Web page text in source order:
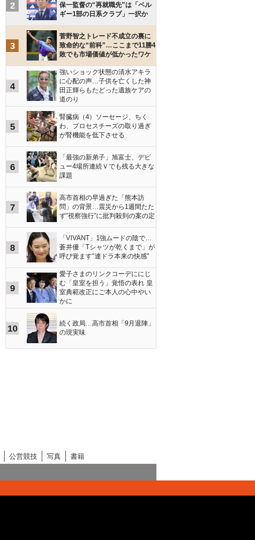
2
保一監督の“再就職先”は「ベル
ギー1部の日系クラブ」一択か
3
菅野智之トレード不成立の裏に
致命的な“前科”…ここまで11勝4
敗でも市場価値が低かったワケ
4
強いショック状態の清水アキラ
に心配の声…子供を亡くした神
田正輝らもたどった遺族ケアの
道のり
5
腎臓病（4）ソーセージ、ちく
わ、プロセスチーズの取り過ぎ
が腎機能を低下させる
6
「最強の新弟子」旭富士、デビ
ュー4場所連続Ｖでも残る大きな
課題
7
高市首相の早過ぎた「熊本訪
問」の背景…震災から1週間たた
ず“視察強行”に批判殺到の案の定
8
「VIVANT」1強ムードの陰で…
蒼井優「Tシャツが乾くまで」が
呼び覚ます"連ドラ本来の快感"
9
愛子さまのリンクコーデににじ
む「皇室を担う」覚悟の表れ 皇
室典範改正にご本人の心中やい
かに
10
続く政局…高市首相「9月退陣」
の現実味
公営競技 写真
書籍